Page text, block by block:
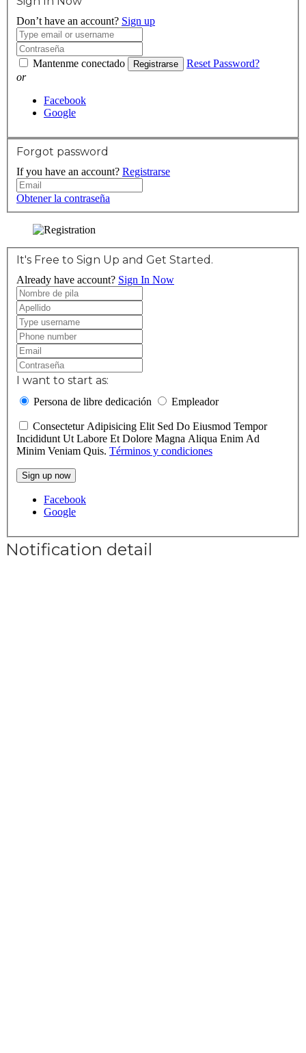
Don’t have an account? Sign up
Mantenme conectado Registrarse
Reset Password?
or
Facebook
Google
Forgot password
If you have an account? Registrarse
Obtener la contraseña
It's Free to Sign Up and Get Started.
Already have account? Sign In Now
I want to start as:
Persona de libre dedicación Empleador
Incididunt Ut Labore Et Dolore Magna Aliqua Enim Ad
Minim Veniam Quis. Términos y condiciones
Sign up now
Facebook
Google
Notification detail